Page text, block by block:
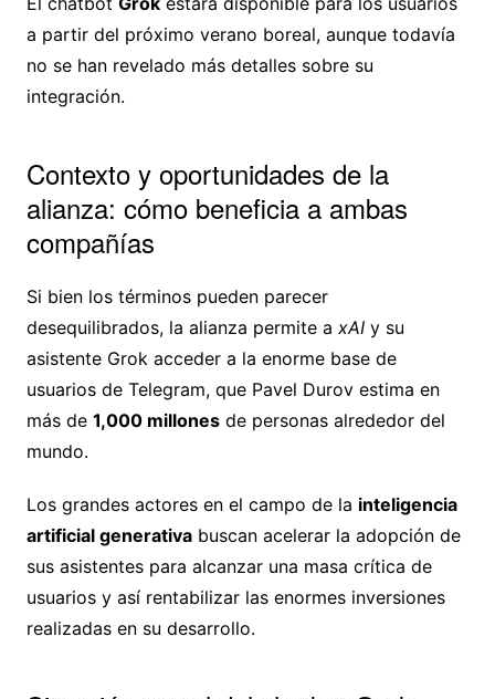
a partir del próximo verano boreal, aunque todavía
no se han revelado más detalles sobre su
integración.
Contexto y oportunidades de la
alianza: cómo beneficia a ambas
compañías
Si bien los términos pueden parecer
desequilibrados, la alianza permite a xAIy su
asistente Grok acceder a la enorme base de
usuarios de Telegram, que Pavel Durov estima en
más de 1,000 millonesde personas alrededor del
mundo.
Los grandes actores en el campo de la inteligencia
artificial generativabuscan acelerar la adopción de
sus asistentes para alcanzar una masa crítica de
usuarios y así rentabilizar las enormes inversiones
realizadas en su desarrollo.